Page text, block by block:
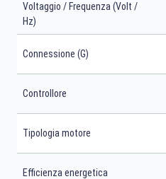
Voltaggio / Frequenza (Volt /
Hz)
Connessione (G)
Controllore
Tipologia motore
Efficienza energetica